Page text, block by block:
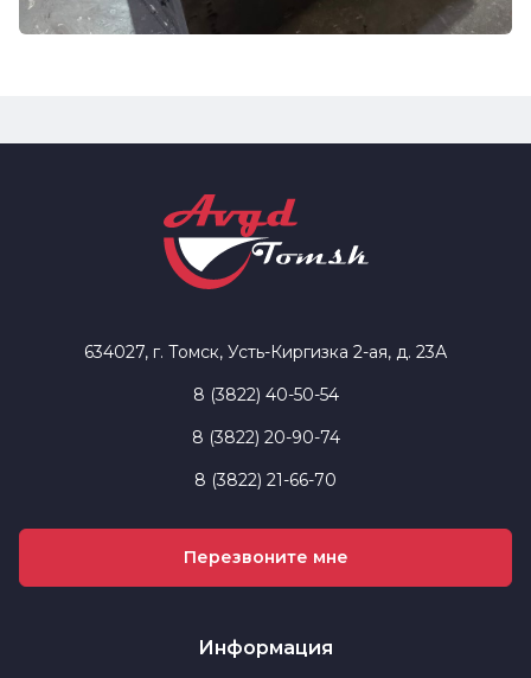
634027, г. Томск, Усть-Киргизка 2-ая, д. 23А
8 (3822) 40-50-54
8 (3822) 20-90-74
8 (3822) 21-66-70
Перезвоните мне
Информация